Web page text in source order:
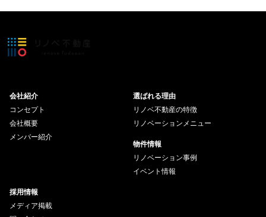
会社紹介
コンセプト
会社概要
メンバー紹介
選ばれる理由
リノベ不動産の特徴
リノベーションメニュー
物件情報
リノベーション事例
イベント情報
採用情報
メディア掲載